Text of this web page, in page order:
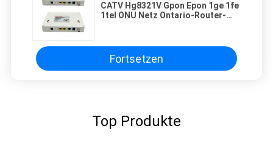
CATV Hg8321V Gpon Epon 1ge 1fe
1tel ONU Netz Ontario-Router-
Fortsetzen
Top Produkte